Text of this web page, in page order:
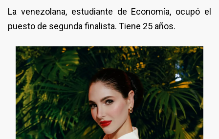
La venezolana, estudiante de Economía, ocupó el
puesto de segunda finalista. Tiene 25 años.